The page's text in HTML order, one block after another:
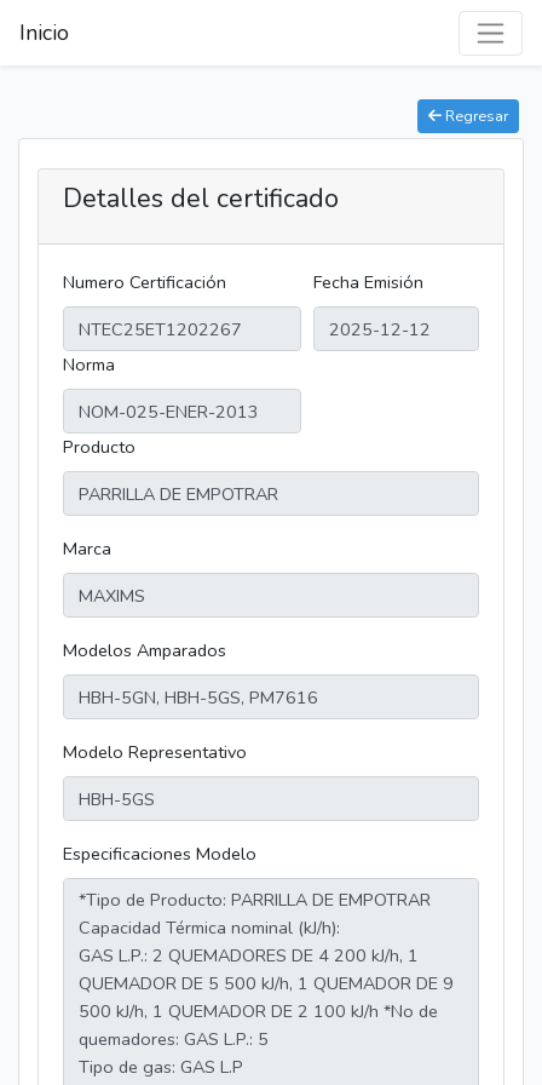
Inicio
Regresar
Detalles del certificado
Numero Certificación Fecha Emisión
Norma
Producto
Marca
Modelos Amparados
Modelo Representativo
Especificaciones Modelo